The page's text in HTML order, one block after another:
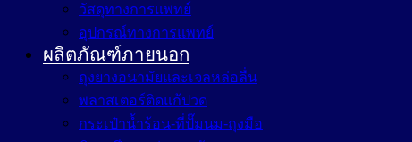
วัสดุทางการแพทย์
อุปกรณ์ทางการแพทย์
ผลิตภัณฑ์ภายนอก
ถุงยางอนามัยและเจลหล่อลื่น
พลาสเตอร์ติดแก้ปวด
กระเป๋าน้ำร้อน-ที่ปั๊มนม-ถุงมือ